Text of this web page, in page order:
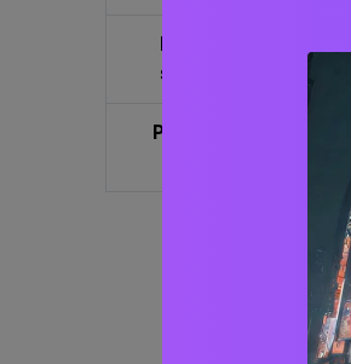
Ringiovanimento
specifico dell'età
Prompt universale